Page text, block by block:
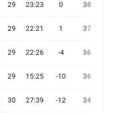
29 23:23 0 38
29 22:21 1 37
29 22:26 -4 36
29 15:25 -10 36
30 27:39 -12 34